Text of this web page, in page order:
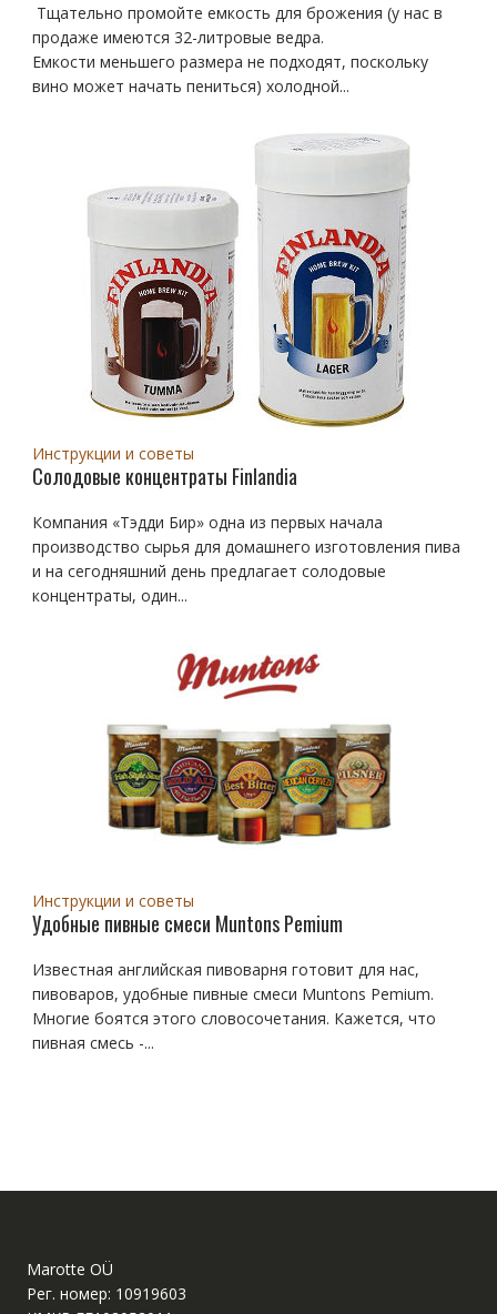
Тщательно промойте емкость для брожения (у нас в
продаже имеются 32-литровые ведра.
Емкости меньшего размера не подходят, поскольку
вино может начать пениться) холодной...
Инструкции и советы
Солодовые концентраты Finlandia
Компания «Тэдди Бир» одна из первых начала
производство сырья для домашнего изготовления пива
и на сегодняшний день предлагает солодовые
концентраты, один...
Инструкции и советы
Удобные пивные смеси Muntons Pemium
Известная английская пивоварня готовит для нас,
пивоваров, удобные пивные смеси Muntons Pemium.
Многие боятся этого словосочетания. Кажется, что
пивная смесь -...
Marotte OÜ
Рег. номер: 10919603